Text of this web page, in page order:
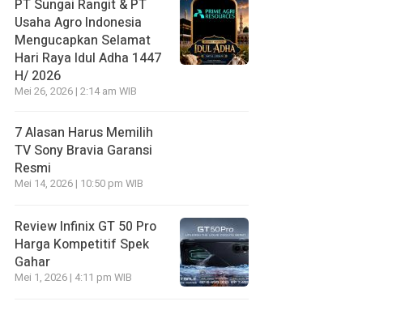
PT Sungai Rangit & PT
Usaha Agro Indonesia
Mengucapkan Selamat
Hari Raya Idul Adha 1447
H/ 2026
Mei 26, 2026 | 2:14 am WIB
7 Alasan Harus Memilih
TV Sony Bravia Garansi
Resmi
Mei 14, 2026 | 10:50 pm WIB
Review Infinix GT 50 Pro
Harga Kompetitif Spek
Gahar
Mei 1, 2026 | 4:11 pm WIB